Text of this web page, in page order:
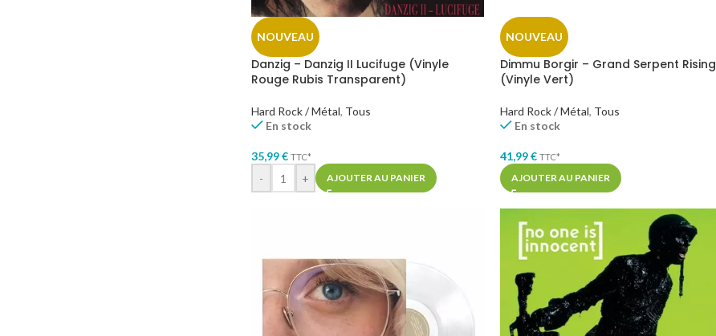
NOUVEAU
Danzig – Danzig II Lucifuge (Vinyle
Rouge Rubis Transparent)
Hard Rock / Métal, Tous
En stock
35,99€ TTC*
- + AJOUTER AU PANIER
NOUVEAU
Dimmu Borgir – Grand Serpent Rising
(Vinyle Vert)
Hard Rock / Métal, Tous
En stock
41,99€ TTC*
AJOUTER AU PANIER